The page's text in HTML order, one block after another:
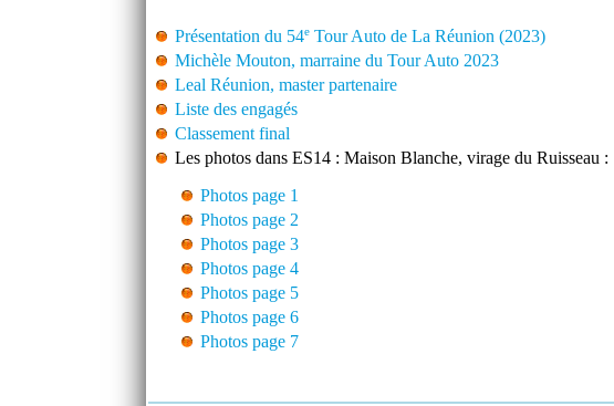
Présentation du 54eTour Auto de La Réunion (2023)
Michèle Mouton, marraine du Tour Auto 2023
Leal Réunion, master partenaire
Liste des engagés
Classement final
Les photos dans ES14 : Maison Blanche, virage du Ruisseau :
Photos page 1
Photos page 2
Photos page 3
Photos page 4
Photos page 5
Photos page 6
Photos page 7